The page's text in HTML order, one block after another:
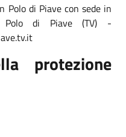
Polo di Piave con sede in
di Piave (TV) -
protezione